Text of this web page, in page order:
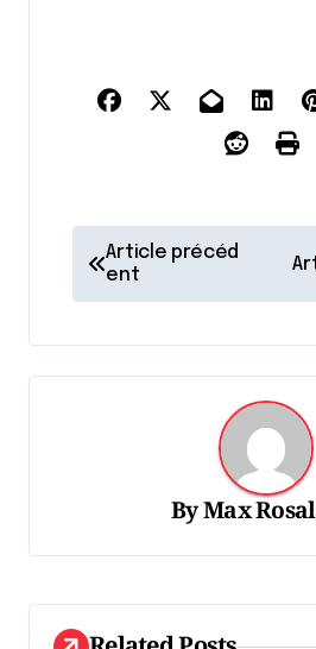
o
n
d
Article précéd
ent
ByMax